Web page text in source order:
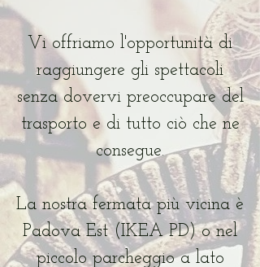
Vi offriamo l'opportunità di
raggiungere gli spettacoli
senza dovervi preoccupare del
trasporto e di tutto ciò che ne
consegue.
La nostra fermata più vicina è
Padova Est (IKEA PD) o nel
piccolo parcheggio a lato